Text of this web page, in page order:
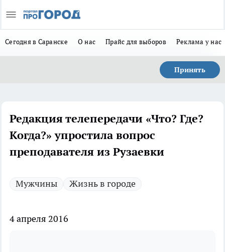
Сегодня в Саранске О нас Прайс для выборов Реклама у нас
Принять
Редакция телепередачи «Что? Где?
Когда?» упростила вопрос
преподавателя из Рузаевки
Мужчины Жизнь в городе
4 апреля 2016